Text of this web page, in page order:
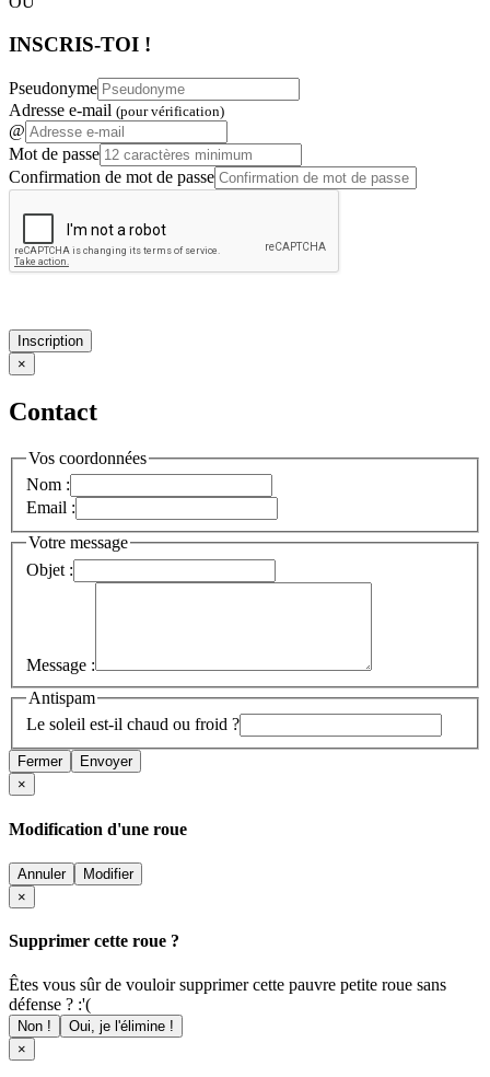
INSCRIS-TOI !
Pseudonyme
Adresse e-mail (pour vérification)
@
Mot de passe
Confirmation de mot de passe
Inscription
×
Contact
Vos coordonnées
Nom :
Email :
Votre message
Objet :
Message :
Antispam
Le soleil est-il chaud ou froid ?
Fermer
Envoyer
×
Modification d'une roue
Annuler
Modifier
×
Supprimer cette roue ?
Êtes vous sûr de vouloir supprimer cette pauvre petite roue sans
défense ? :'(
Non !
Oui, je l'élimine !
×